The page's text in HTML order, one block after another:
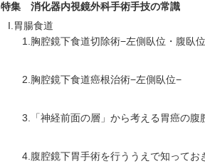
特集 消化器内視鏡外科手術手技の常識
I.胃腸食道
1.胸腔鏡下食道切除術−左側臥位・腹臥
2.胸腔鏡下食道癌根治術−左側臥位−
3.「神経前面の層」から考える胃癌の腹
4.腹腔鏡下胃手術を行ううえで知ってお